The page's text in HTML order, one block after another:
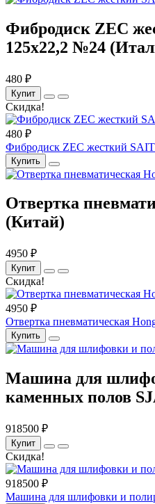
Фибродиск ZEC
125х22,2 №24
480 ₽
Купит
Скидка!
480 ₽
Фибродиск ZEC жесткий
Купить
Отвертка
(Китай)
4950 ₽
Купит
Скидка!
4950 ₽
Отвертка пневматическая
Купить
Машина для
каменных полов
918500 ₽
Купит
Скидка!
918500 ₽
Машина для шлифовки и